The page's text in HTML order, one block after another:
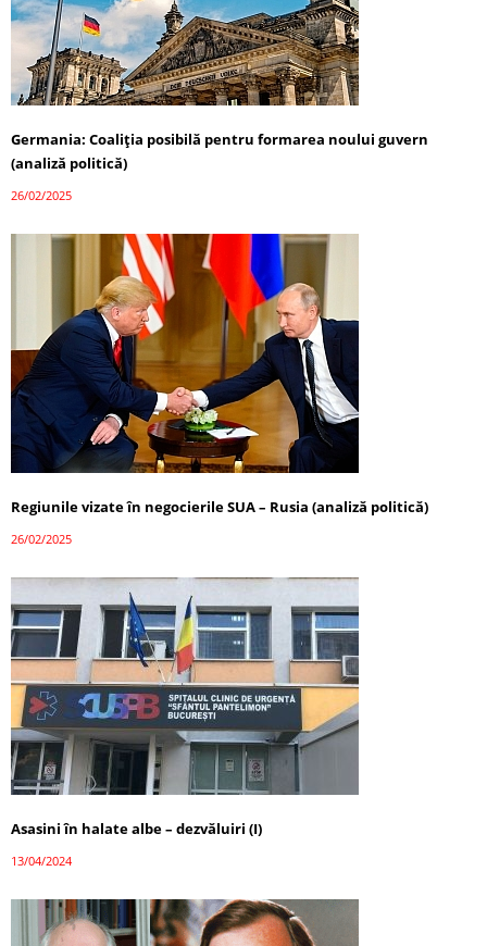
Germania: Coaliția posibilă pentru formarea noului guvern
(analiză politică)
26/02/2025
Regiunile vizate în negocierile SUA – Rusia (analiză politică)
26/02/2025
Asasini în halate albe – dezvăluiri (I)
13/04/2024